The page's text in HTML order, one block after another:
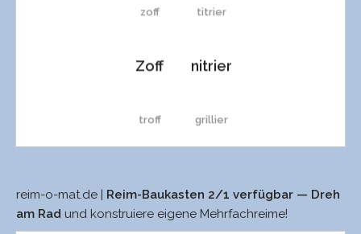
zoff
Zoff
troff
titrier
nitrier
grillier
reim-o-mat.de |
Reim-Baukasten 2/1 verfügbar — Dreh
am Rad und konstruiere eigene Mehrfachreime!